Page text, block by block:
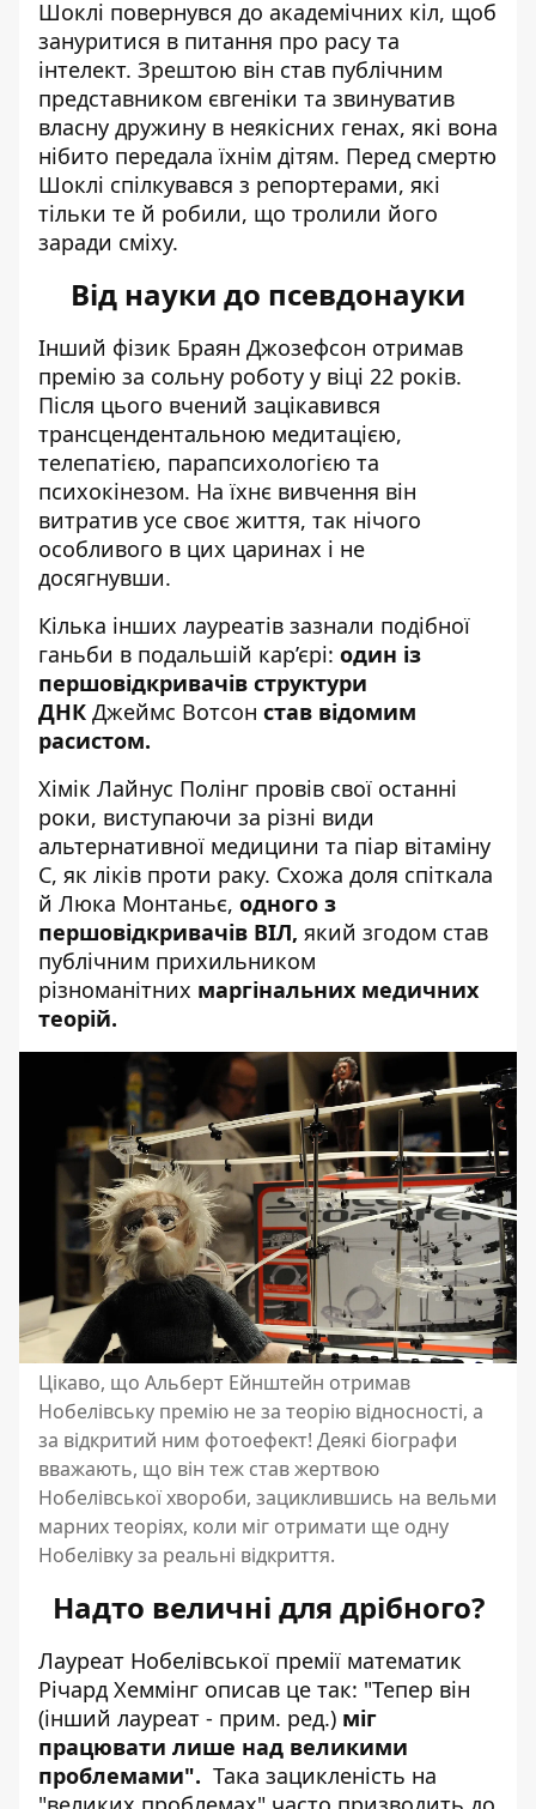
Шоклі повернувся до академічних кіл, щоб
зануритися в питання про расу та
інтелект. Зрештою він став публічним
представником євгеніки та звинуватив
власну дружину в неякісних генах, які вона
нібито передала їхнім дітям. Перед смертю
Шоклі спілкувався з репортерами, які
тільки те й робили, що тролили його
заради сміху.
Від науки до псевдонауки
Інший фізик Браян Джозефсон отримав
премію за сольну роботу у віці 22 років.
Після цього вчений зацікавився
трансцендентальною медитацією,
телепатією, парапсихологією та
психокінезом. На їхнє вивчення він
витратив усе своє життя, так нічого
особливого в цих царинах і не
досягнувши.
Кілька інших лауреатів зазнали подібної
ганьби в подальшій кар’єрі: один із
першовідкривачів структури
ДНК Джеймс Вотсон став відомим
расистом.
Хімік Лайнус Полінг провів свої останні
роки, виступаючи за різні види
альтернативної медицини та піар вітаміну
С, як ліків проти раку. Схожа доля спіткала
й Люка Монтаньє, одного з
першовідкривачів ВІЛ, який згодом став
публічним прихильником
різноманітних маргінальних медичних
теорій.
Цікаво, що Альберт Ейнштейн отримав
Нобелівську премію не за теорію відносності, а
за відкритий ним фотоефект! Деякі біографи
вважають, що він теж став жертвою
Нобелівської хвороби, зациклившись на вельми
марних теоріях, коли міг отримати ще одну
Нобелівку за реальні відкриття.
Надто величні для дрібного?
Лауреат Нобелівської премії математик
Річард Хеммінг описав це так: "Тепер він
(інший лауреат - прим. ред.) міг
працювати лише над великими
проблемами". Така зацикленість на